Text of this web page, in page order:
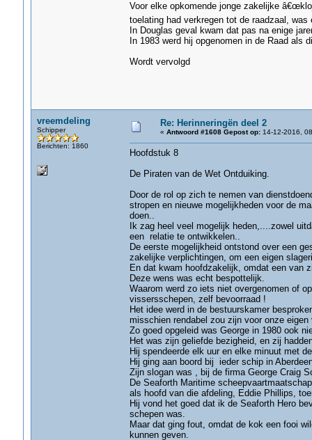
Voor elke opkomende jonge zakelijke
toelating had verkregen tot de raadzaal,
In Douglas geval kwam dat pas na enige
In 1983 werd hij opgenomen in de Raad als
Wordt vervolgd
vreemdeling
Schipper
Berichten: 1860
Re: Herinneringën deel 2
« Antwoord #1608 Gepost op:14-12-2016,
Hoofdstuk 8
De Piraten van de Wet Ontduiking.
Door de rol op zich te nemen van
stropen en nieuwe mogelijkheden voor de
doen..
Ik zag heel veel mogelijk heden,....zowel
een relatie te ontwikkelen..
De eerste mogelijkheid ontstond over een
zakelijke verplichtingen, om een eigen
En dat kwam hoofdzakelijk, omdat een van
Deze wens was echt bespottelijk.
Waarom werd zo iets niet overgenomen of
vissersschepen, zelf bevoorraad !
Het idee werd in de bestuurskamer
misschien rendabel zou zijn voor onze
Zo goed opgeleid was George in 1980 ook
Het was zijn geliefde bezigheid, en zij
Hij spendeerde elk uur en elke minuut met
Hij ging aan boord bij ieder schip in
Zijn slogan was , bij de firma George Craig
De Seaforth Maritime
als hoofd van die afdeling, Eddie Phillips,
Hij vond het goed dat ik de Seaforth Hero
schepen was.
Maar dat ging fout, omdat de kok een fooi
kunnen geven.